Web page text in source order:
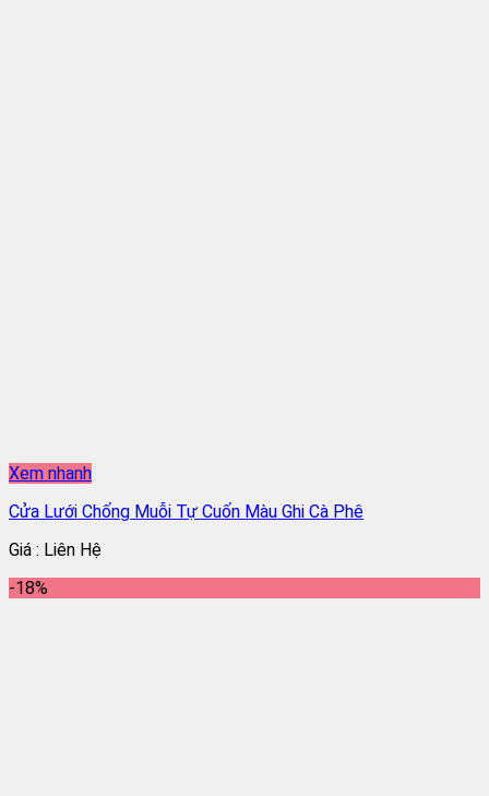
Xem nhanh
Cửa Lưới Chống Muỗi Tự Cuốn Màu Ghi Cà Phê
Giá : Liên Hệ
-18%